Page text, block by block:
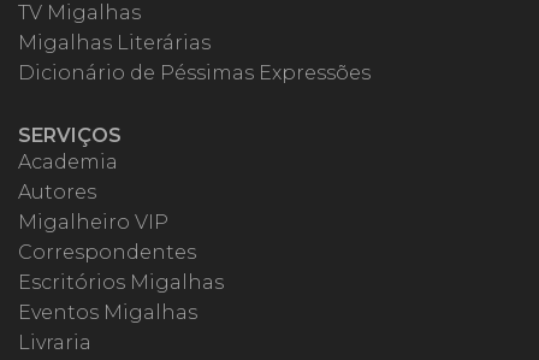
TV Migalhas
Migalhas Literárias
Dicionário de Péssimas Expressões
SERVIÇOS
Academia
Autores
Migalheiro VIP
Correspondentes
Escritórios Migalhas
Eventos Migalhas
Livraria